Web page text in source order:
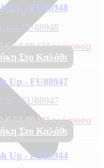
Up – FU88948
€.54,00€Η τρέχουσα
Στο Καλάθι
Up – FU88947
€. 54,00 €Η τρέχουσα
Στο Καλάθι